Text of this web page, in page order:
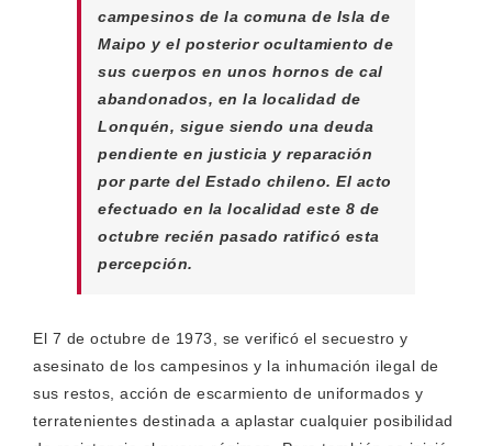
campesinos de la comuna de Isla de
Maipo y el posterior ocultamiento de
sus cuerpos en unos hornos de cal
abandonados, en la localidad de
Lonquén, sigue siendo una deuda
pendiente en justicia y reparación
por parte del Estado chileno. El acto
efectuado en la localidad este 8 de
octubre recién pasado ratificó esta
percepción.
El 7 de octubre de 1973, se verificó el secuestro y
asesinato de los campesinos y la inhumación ilegal de
sus restos, acción de escarmiento de uniformados y
terratenientes destinada a aplastar cualquier posibilidad